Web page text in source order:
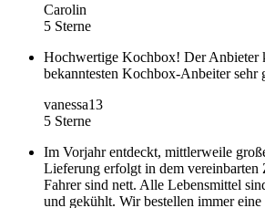
Carolin
5 Sterne
Hochwertige Kochbox! Der Anbieter
bekanntesten Kochbox-Anbeiter sehr
vanessa13
5 Sterne
Im Vorjahr entdeckt, mittlerweile
Lieferung erfolgt in dem vereinbarten
Fahrer sind nett. Alle Lebensmittel
und gekühlt. Wir bestellen immer